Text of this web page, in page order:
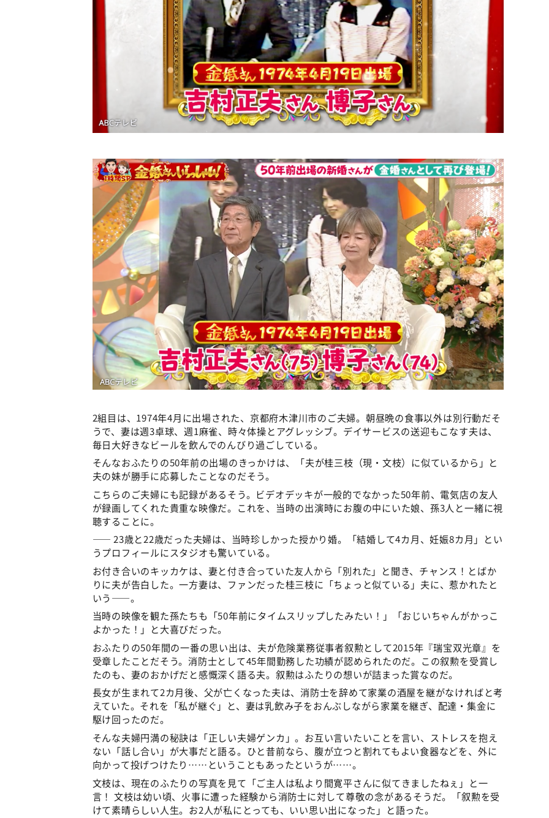
2組目は、1974年4月に出場された、京都府木津川市のご夫婦。朝昼晩の食事以外は別行動だそ
うで、妻は週3卓球、週1麻雀、時々体操とアグレッシブ。デイサービスの送迎もこなす夫は、
毎日大好きなビールを飲んでのんびり過ごしている。
そんなおふたりの50年前の出場のきっかけは、「夫が桂三枝（現・文枝）に似ているから」と
夫の妹が勝手に応募したことなのだそう。
こちらのご夫婦にも記録があるそう。ビデオデッキが一般的でなかった50年前、電気店の友人
が録画してくれた貴重な映像だ。これを、当時の出演時にお腹の中にいた娘、孫3人と一緒に視
聴することに。
—— 23歳と22歳だった夫婦は、当時珍しかった授かり婚。「結婚して4カ月、妊娠8カ月」とい
うプロフィールにスタジオも驚いている。
お付き合いのキッカケは、妻と付き合っていた友人から「別れた」と聞き、チャンス！とばか
りに夫が告白した。一方妻は、ファンだった桂三枝に「ちょっと似ている」夫に、惹かれたと
いう——。
当時の映像を観た孫たちも「50年前にタイムスリップしたみたい！」「おじいちゃんがかっこ
よかった！」と大喜びだった。
おふたりの50年間の一番の思い出は、夫が危険業務従事者叙勲として2015年『瑞宝双光章』を
受章したことだそう。消防士として45年間勤務した功績が認められたのだ。この叙勲を受賞し
たのも、妻のおかげだと感慨深く語る夫。叙勲はふたりの想いが詰まった賞なのだ。
長女が生まれて2カ月後、父が亡くなった夫は、消防士を辞めて家業の酒屋を継がなければと考
えていた。それを「私が継ぐ」と、妻は乳飲み子をおんぶしながら家業を継ぎ、配達・集金に
駆け回ったのだ。
そんな夫婦円満の秘訣は「正しい夫婦ゲンカ」。お互い言いたいことを言い、ストレスを抱え
ない「話し合い」が大事だと語る。ひと昔前なら、腹が立つと割れてもよい食器などを、外に
向かって投げつけたり……ということもあったというが……。
文枝は、現在のふたりの写真を見て「ご主人は私より間寛平さんに似てきましたねぇ」と一
言！ 文枝は幼い頃、火事に遭った経験から消防士に対して尊敬の念があるそうだ。「叙勲を受
けて素晴らしい人生。お2人が私にとっても、いい思い出になった」と語った。